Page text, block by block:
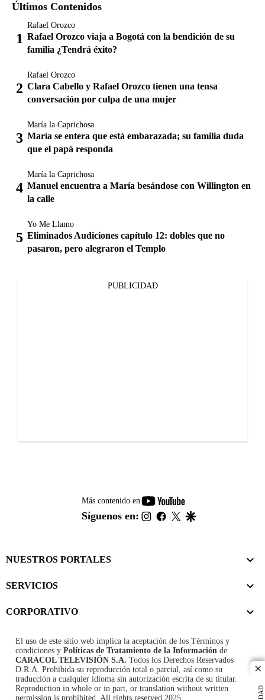
Últimos Contenidos
Rafael Orozco
Rafael Orozco viaja a Bogotá con la bendición de su
familia ¿Tendrá éxito?
Rafael Orozco
Clara Cabello y Rafael Orozco tienen una tensa
conversación por culpa de una mujer
María la Caprichosa
María se entera que está embarazada; su familia duda
que el papá responda
María la Caprichosa
Manuel encuentra a María besándose con Willington en
la calle
Yo Me Llamo
Eliminados Audiciones capítulo 12: dobles que no
pasaron, pero alegraron el Templo
PUBLICIDAD
Más contenido en
youtube-
footer
Síguenos en: instagram
facebook
twitter
NUESTROS PORTALES
SERVICIOS
CORPORATIVO
El uso de este sitio web implica la aceptación de los Términos y
condiciones y Políticas de Tratamiento de la Información de
CARACOL TELEVISIÓN S.A. Todos los Derechos Reservados
D.R.A. Prohibida su reproducción total o parcial, así como su
traducción a cualquier idioma sin autorización escrita de su titular.
Reproduction in whole or in part, or translation without written
permission is prohibited. All rights reserved 2025.